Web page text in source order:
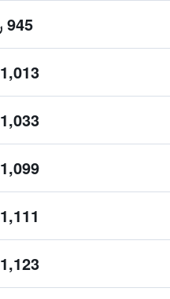
945 ﷼
1,013 ﷼
1,033 ﷼
1,099 ﷼
1,111 ﷼
1,123 ﷼